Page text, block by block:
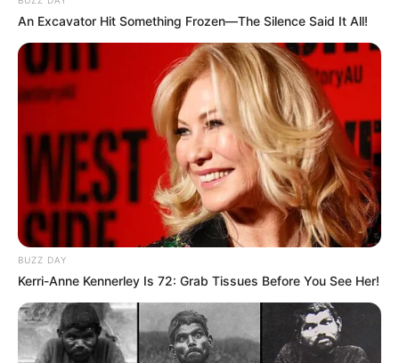
An Excavator Hit Something Frozen—The Silence Said It All!
BUZZ DAY
Kerri-Anne Kennerley Is 72: Grab Tissues Before You See Her!